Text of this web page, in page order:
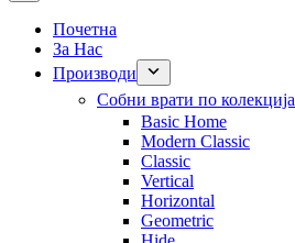
Почетна
За Нас
Производи
Собни врати по колекција
Basic Home
Modern Classic
Classic
Vertical
Horizontal
Geometric